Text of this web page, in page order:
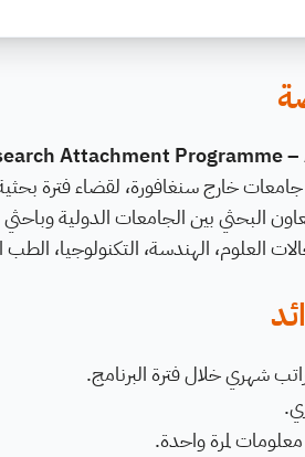
Attachment Programme –
في جامعات خارج سنغافورة، لقضاء فترة
العلوم، الهندسة، التكنولوجيا، الطب
شهري خلال فترة البرنامج.
لمرة واحدة.